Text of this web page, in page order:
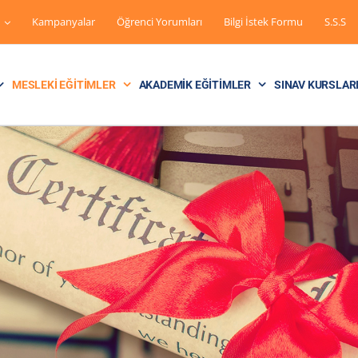
Kampanyalar Öğrenci Yorumları Bilgi İstek Formu S.S.S
MESLEKI EĞITIMLER AKADEMIK EĞITIMLER SINAV KURSLARI